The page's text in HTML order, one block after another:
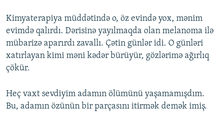
Kimyaterapiya müddətində o, öz evində yox, mənim
evimdə qalırdı. Dərisinə yayılmaqda olan melanoma ilə
mübarizə aparırdı zavallı. Çətin günlər idi. O günləri
xatırlayan kimi məni kədər bürüyür, gözlərimə ağırlıq
çökür.
Heç vaxt sevdiyim adamın ölümünü yaşamamışdım.
Bu, adamın özünün bir parçasını itirmək demək imiş.